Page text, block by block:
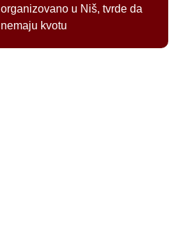
organizovano u Niš, tvrde da
nemaju kvotu